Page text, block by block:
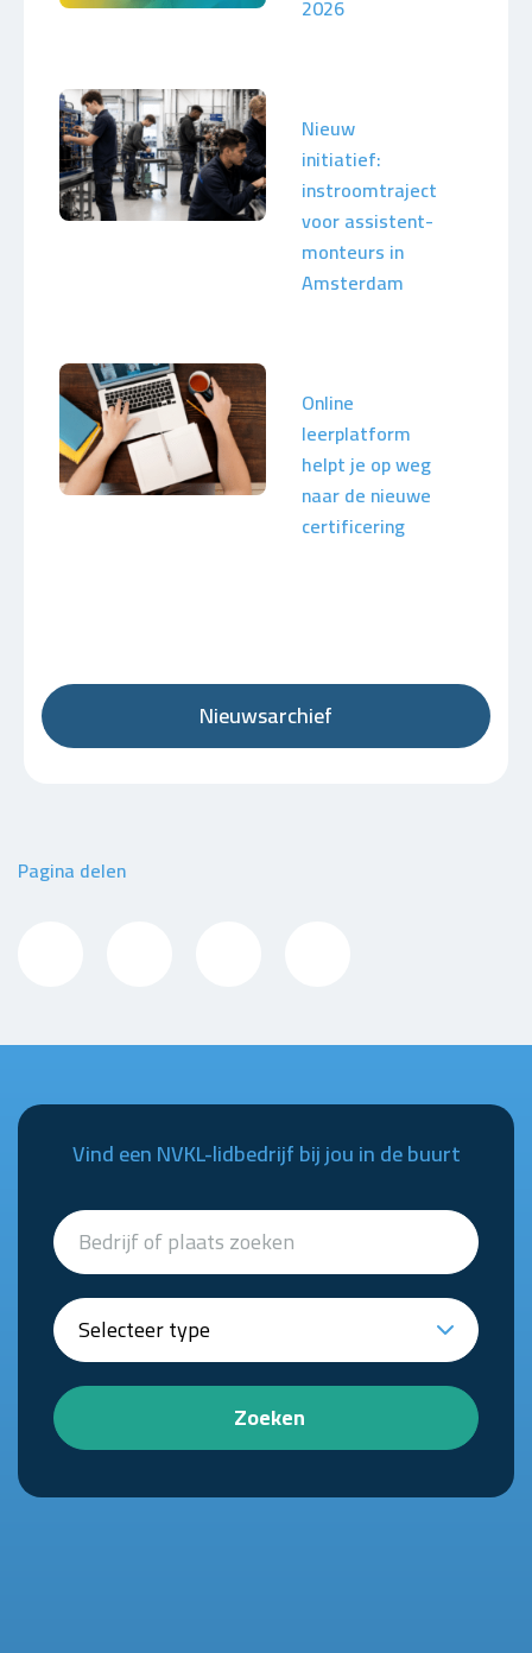
2026
Nieuw
initiatief:
instroomtraject
voor assistent-
monteurs in
Amsterdam
Online
leerplatform
helpt je op weg
naar de nieuwe
certificering
Nieuwsarchief
Pagina delen
Vind een NVKL-lidbedrijf bij jou in de buurt
Zoeken